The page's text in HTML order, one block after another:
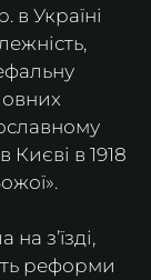
в Україні
в 1918
з’їзді,
реформи